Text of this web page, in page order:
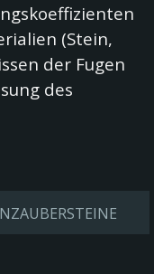
(Stein,
der Fugen
des